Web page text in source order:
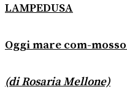
LAMPEDUSA
Oggi mare com-
(di Rosaria Mellone)